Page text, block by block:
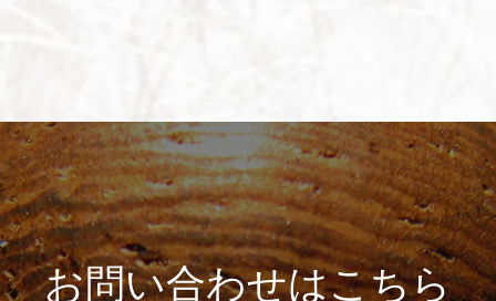
お問い合わせはこちら